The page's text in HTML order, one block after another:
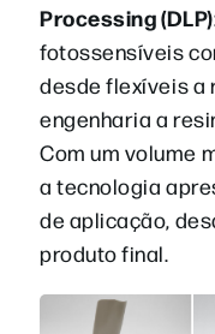
Processing (DLP)
fotossensíveis
desde flexíveis a
engenharia a
Com um volume
a tecnologia
de aplicação,
produto final.